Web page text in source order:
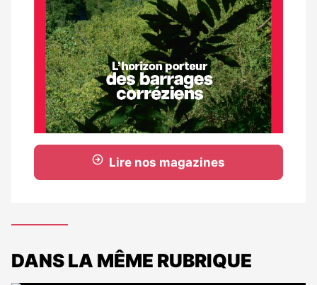
Lire nos magazines
DANS LA MÊME RUBRIQUE